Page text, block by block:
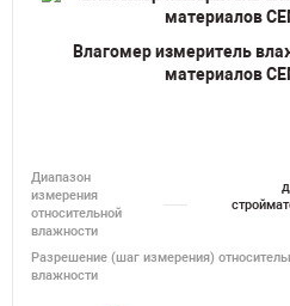
Влагомер измеритель
материалов
Диапазон
измерения
относительной
влажности
Разрешение (шаг измерения)
влажности